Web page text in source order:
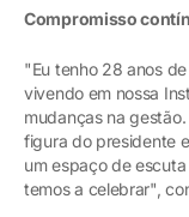
Compromisso
"Eu tenho 28 anos
vivendo em nossa
mudanças na
figura do presidente
um espaço de
temos a celebrar",